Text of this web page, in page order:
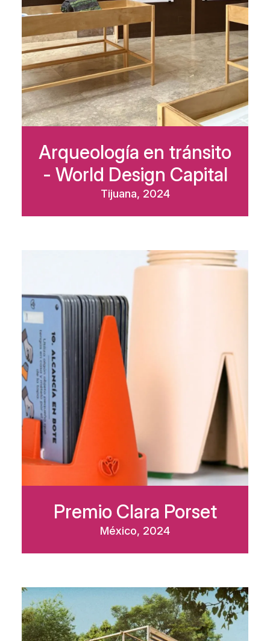
Arqueología en tránsito
- World Design Capital
Tijuana, 2024
Premio Clara Porset
México, 2024